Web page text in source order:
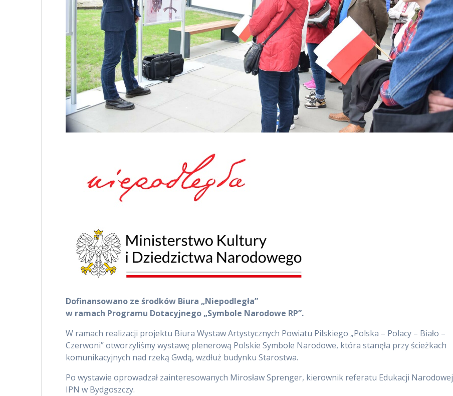
Dofinansowano ze środków Biura „Niepodległa”
w ramach Programu Dotacyjnego „Symbole Narodowe RP”.
W ramach realizacji projektu Biura Wystaw Artystycznych Powiatu Pilskiego „Polska – Polacy – Biało –
Czerwoni” otworzyliśmy wystawę plenerową Polskie Symbole Narodowe, która stanęła przy ścieżkach
komunikacyjnych nad rzeką Gwdą, wzdłuż budynku Starostwa.
Po wystawie oprowadzał zainteresowanych Mirosław Sprenger, kierownik referatu Edukacji Narodowej
IPN w Bydgoszczy.